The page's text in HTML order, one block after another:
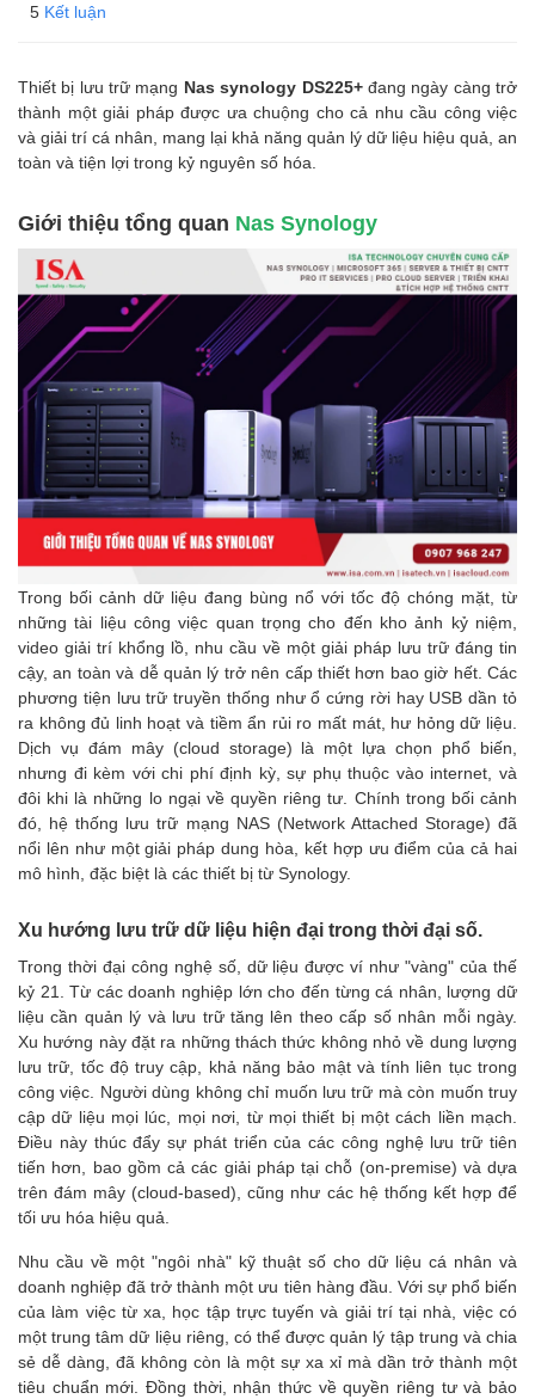
Kết luận
Thiết bị lưu trữ mạng Nas synology DS225+đang ngày càng trở
thành một giải pháp được ưa chuộng cho cả nhu cầu công việc
và giải trí cá nhân, mang lại khả năng quản lý dữ liệu hiệu quả, an
toàn và tiện lợi trong kỷ nguyên số hóa.
Giới thiệu tổng quan Nas Synology
Trong bối cảnh dữ liệu đang bùng nổ với tốc độ chóng mặt, từ
những tài liệu công việc quan trọng cho đến kho ảnh kỷ niệm,
video giải trí khổng lồ, nhu cầu về một giải pháp lưu trữ đáng tin
cậy, an toàn và dễ quản lý trở nên cấp thiết hơn bao giờ hết. Các
phương tiện lưu trữ truyền thống như ổ cứng rời hay USB dần tỏ
ra không đủ linh hoạt và tiềm ẩn rủi ro mất mát, hư hỏng dữ liệu.
Dịch vụ đám mây (cloud storage) là một lựa chọn phổ biến,
nhưng đi kèm với chi phí định kỳ, sự phụ thuộc vào internet, và
đôi khi là những lo ngại về quyền riêng tư. Chính trong bối cảnh
đó, hệ thống lưu trữ mạng NAS (Network Attached Storage) đã
nổi lên như một giải pháp dung hòa, kết hợp ưu điểm của cả hai
mô hình, đặc biệt là các thiết bị từ Synology.
Xu hướng lưu trữ dữ liệu hiện đại trong thời đại số.
Trong thời đại công nghệ số, dữ liệu được ví như "vàng" của thế
kỷ 21. Từ các doanh nghiệp lớn cho đến từng cá nhân, lượng dữ
liệu cần quản lý và lưu trữ tăng lên theo cấp số nhân mỗi ngày.
Xu hướng này đặt ra những thách thức không nhỏ về dung lượng
lưu trữ, tốc độ truy cập, khả năng bảo mật và tính liên tục trong
công việc. Người dùng không chỉ muốn lưu trữ mà còn muốn truy
cập dữ liệu mọi lúc, mọi nơi, từ mọi thiết bị một cách liền mạch.
Điều này thúc đẩy sự phát triển của các công nghệ lưu trữ tiên
tiến hơn, bao gồm cả các giải pháp tại chỗ (on-premise) và dựa
trên đám mây (cloud-based), cũng như các hệ thống kết hợp để
tối ưu hóa hiệu quả.
Nhu cầu về một "ngôi nhà" kỹ thuật số cho dữ liệu cá nhân và
doanh nghiệp đã trở thành một ưu tiên hàng đầu. Với sự phổ biến
của làm việc từ xa, học tập trực tuyến và giải trí tại nhà, việc có
một trung tâm dữ liệu riêng, có thể được quản lý tập trung và chia
sẻ dễ dàng, đã không còn là một sự xa xỉ mà dần trở thành một
tiêu chuẩn mới. Đồng thời, nhận thức về quyền riêng tư và bảo